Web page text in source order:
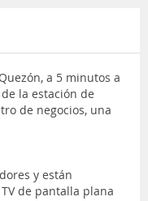
a 5 minutos a
la estación de
de negocios, una
y están
de pantalla plana